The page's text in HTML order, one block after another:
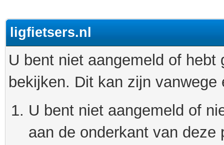
ligfietsers.nl
U bent niet aangemeld of
bekijken. Dit kan zijn
U bent niet aangemeld of
aan de onderkant van